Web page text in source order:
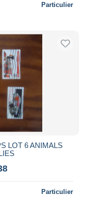
Particulier
LOT 6 ANIMALS
Particulier